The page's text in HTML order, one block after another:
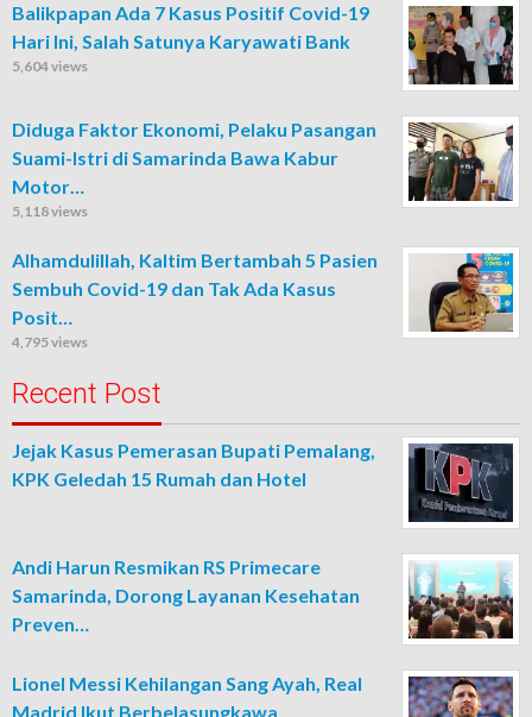
Balikpapan Ada 7 Kasus Positif Covid-19
Hari Ini, Salah Satunya Karyawati Bank
5,604 views
Diduga Faktor Ekonomi, Pelaku Pasangan
Suami-Istri di Samarinda Bawa Kabur
Motor…
5,118 views
Alhamdulillah, Kaltim Bertambah 5 Pasien
Sembuh Covid-19 dan Tak Ada Kasus
Posit…
4,795 views
Recent Post
Jejak Kasus Pemerasan Bupati Pemalang,
KPK Geledah 15 Rumah dan Hotel
Andi Harun Resmikan RS Primecare
Samarinda, Dorong Layanan Kesehatan
Preven…
Lionel Messi Kehilangan Sang Ayah, Real
Madrid Ikut Berbelasungkawa